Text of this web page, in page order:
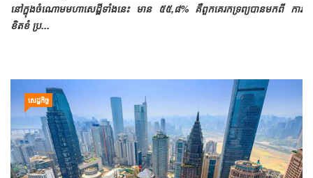
នៅក្នុង​ចំណោម​មហាសេដ្ឋី​ទាំង​នេះ មាន ៥៥,៨% គឺ​​​ពួកគេ​រក​ទ្រព្យ​​បាន​មក​ពី ការ​
ខិតខំ ប្រ...
សេដ្ឋកិច្ច